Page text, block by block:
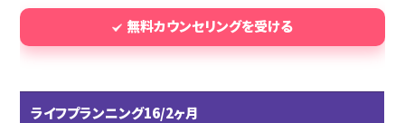
無料カウンセリングを受ける
ライフプランニング16/2ヶ月